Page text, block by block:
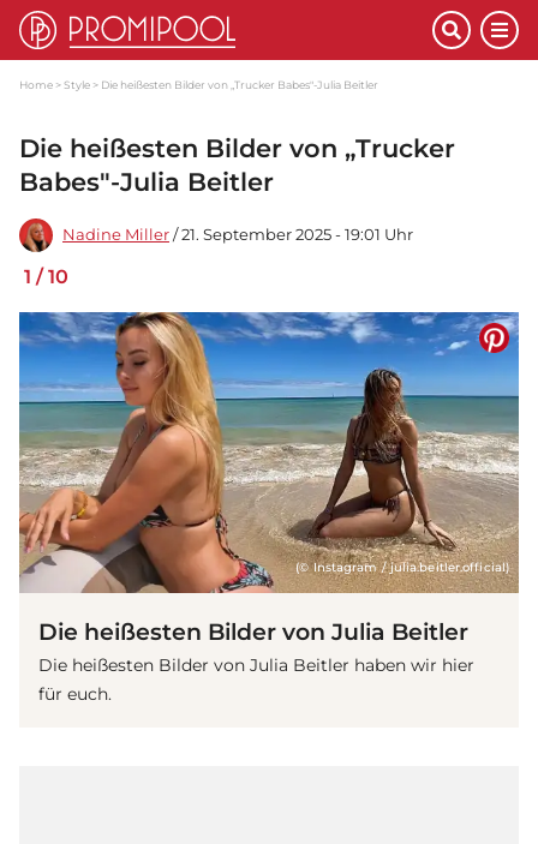
Home Style Die heißesten Bilder von „Trucker Babes"-Julia Beitler
Die heißesten Bilder von „Trucker
Babes"-Julia Beitler
Nadine Miller / 21. September 2025 - 19:01 Uhr
1 /10
(© Instagram / julia.beitler.official)
Die heißesten Bilder von Julia Beitler
Die heißesten Bilder von Julia Beitler haben wir hier
für euch.